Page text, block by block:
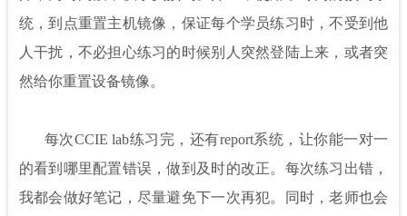
统，到点重置主机镜像，保证每个学员练习时，不受到他
人干扰，不必担心练习的时候别人突然登陆上来，或者突
然给你重置设备镜像。
每次CCIE lab练习完，还有report系统，让你能一对一
的看到哪里配置错误，做到及时的改正。每次练习出错，
我都会做好笔记，尽量避免下一次再犯。同时，老师也会